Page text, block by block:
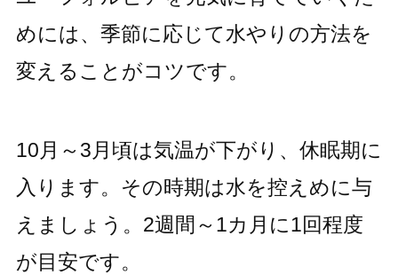
めには、季節に応じて水やりの方法を
変えることがコツです。
10月～3月頃は気温が下がり、休眠期に
入ります。その時期は水を控えめに与
えましょう。2週間～1カ月に1回程度
が目安です。